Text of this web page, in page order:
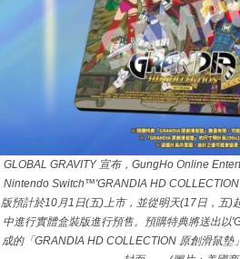
GLOBAL GRAVITY 宣布，GungHo Online
Nintendo Switch™'GRANDIA HD
版預計於10月1日(五)上市，並從明天(17日，五)
中進行實體盒裝版進行預售。預購特典將送出以
成的「GRANDIA HD COLLECTION 原創滑鼠墊